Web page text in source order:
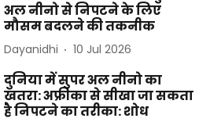
अल नीनो से निपटने के लिए
मौसम बदलने की तकनीक
Dayanidhi 10 Jul 2026
दुनिया में सुपर अल नीनो का
खतरा: अफ्रीका से सीखा जा सकता
है निपटने का तरीका: शोध